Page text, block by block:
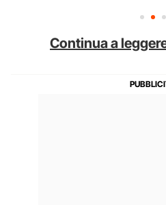
Continua a